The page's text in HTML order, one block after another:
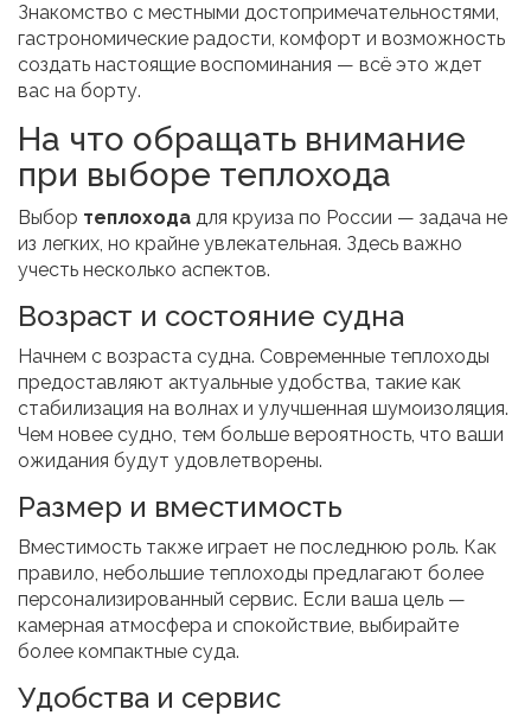
Знакомство с местными достопримечательностями,
гастрономические радости, комфорт и возможность
создать настоящие воспоминания — всё это ждет
вас на борту.
На что обращать внимание
при выборе теплохода
Выбор теплохода для круиза по России — задача не
из легких, но крайне увлекательная. Здесь важно
учесть несколько аспектов.
Возраст и состояние судна
Начнем с возраста судна. Современные теплоходы
предоставляют актуальные удобства, такие как
стабилизация на волнах и улучшенная шумоизоляция.
Чем новее судно, тем больше вероятность, что ваши
ожидания будут удовлетворены.
Размер и вместимость
Вместимость также играет не последнюю роль. Как
правило, небольшие теплоходы предлагают более
персонализированный сервис. Если ваша цель —
камерная атмосфера и спокойствие, выбирайте
более компактные суда.
Удобства и сервис